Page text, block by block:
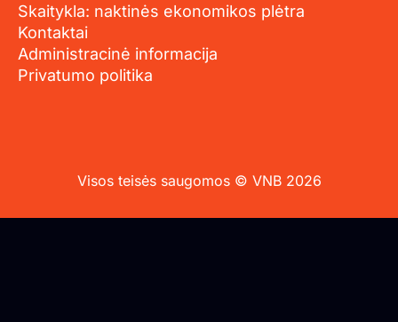
Skaitykla: naktinės ekonomikos plėtra
Kontaktai
Administracinė informacija
Privatumo politika
Visos teisės saugomos © VNB 2026